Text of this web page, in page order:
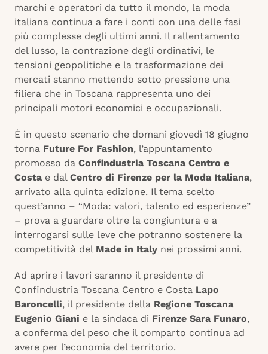
marchi e operatori da tutto il mondo, la moda
italiana continua a fare i conti con una delle fasi
più complesse degli ultimi anni. Il rallentamento
del lusso, la contrazione degli ordinativi, le
tensioni geopolitiche e la trasformazione dei
mercati stanno mettendo sotto pressione una
filiera che in Toscana rappresenta uno dei
principali motori economici e occupazionali.
È in questo scenario che domani giovedì 18 giugno
torna Future For Fashion, l’appuntamento
promosso da Confindustria Toscana Centro e
Costa e dal Centro di Firenze per la Moda Italiana,
arrivato alla quinta edizione. Il tema scelto
quest’anno – “Moda: valori, talento ed esperienze”
– prova a guardare oltre la congiuntura e a
interrogarsi sulle leve che potranno sostenere la
competitività del Made in Italy nei prossimi anni.
Ad aprire i lavori saranno il presidente di
Confindustria Toscana Centro e Costa Lapo
Baroncelli, il presidente della Regione Toscana
Eugenio Giani e la sindaca di Firenze Sara Funaro,
a conferma del peso che il comparto continua ad
avere per l’economia del territorio.